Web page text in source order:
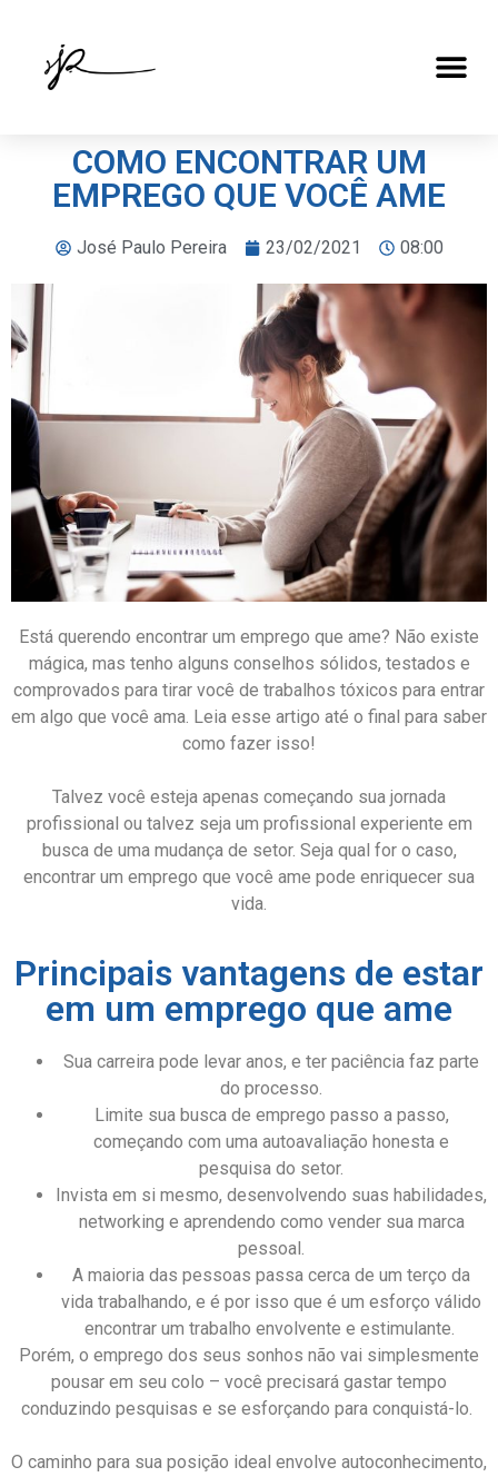
COMO ENCONTRAR UM
EMPREGO QUE VOCÊ AME
José Paulo Pereira 23/02/2021 08:00
Está querendo encontrar um emprego que ame? Não existe
mágica, mas tenho alguns conselhos sólidos, testados e
comprovados para tirar você de trabalhos tóxicos para entrar
em algo que você ama. Leia esse artigo até o final para saber
como fazer isso!
Talvez você esteja apenas começando sua jornada
profissional ou talvez seja um profissional experiente em
busca de uma mudança de setor. Seja qual for o caso,
encontrar um emprego que você ame pode enriquecer sua
vida.
Principais vantagens de estar
em um emprego que ame
Sua carreira pode levar anos, e ter paciência faz parte
do processo.
Limite sua busca de emprego passo a passo,
começando com uma autoavaliação honesta e
pesquisa do setor.
Invista em si mesmo, desenvolvendo suas habilidades,
networking e aprendendo como vender sua marca
pessoal.
A maioria das pessoas passa cerca de um terço da
vida trabalhando, e é por isso que é um esforço válido
encontrar um trabalho envolvente e estimulante.
Porém, o emprego dos seus sonhos não vai simplesmente
pousar em seu colo – você precisará gastar tempo
conduzindo pesquisas e se esforçando para conquistá-lo.
O caminho para sua posição ideal envolve autoconhecimento,